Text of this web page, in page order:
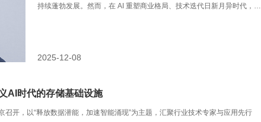
持续蓬勃发展。然而，在 AI 重塑商业格局、技术迭代日新月异时代，对
2025-12-08
AI时代的存储基础设施
开，以“释放数据潜能，加速智能涌现”为主题，汇聚行业技术专家与应用先行